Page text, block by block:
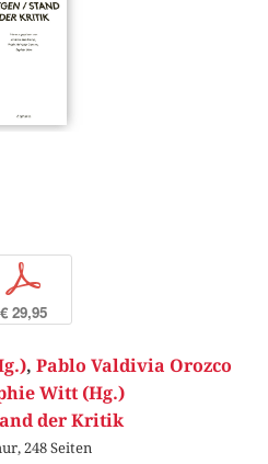
p
€ 29,95
, Pablo Valdivia Orozco
Witt (Hg.)
der Kritik
248 Seiten